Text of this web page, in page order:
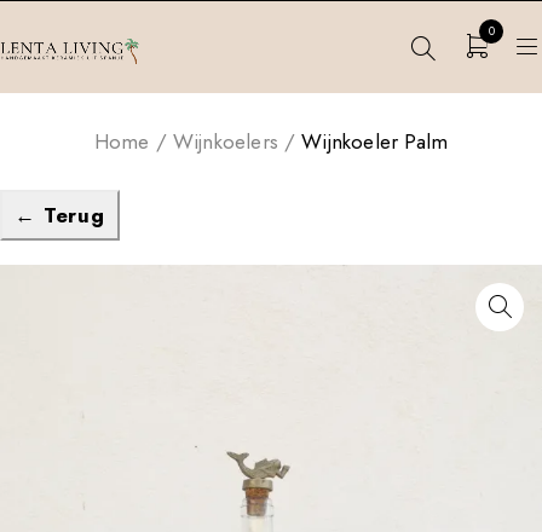
0
Home / Wijnkoelers / Wijnkoeler Palm
← Terug